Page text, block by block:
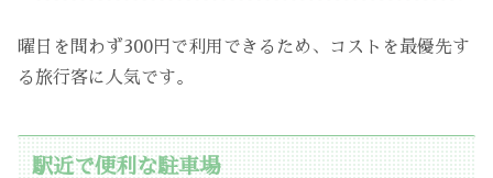
曜日を問わず300円で利用できるため、コストを最優先す
る旅行客に人気です。
駅近で便利な駐車場